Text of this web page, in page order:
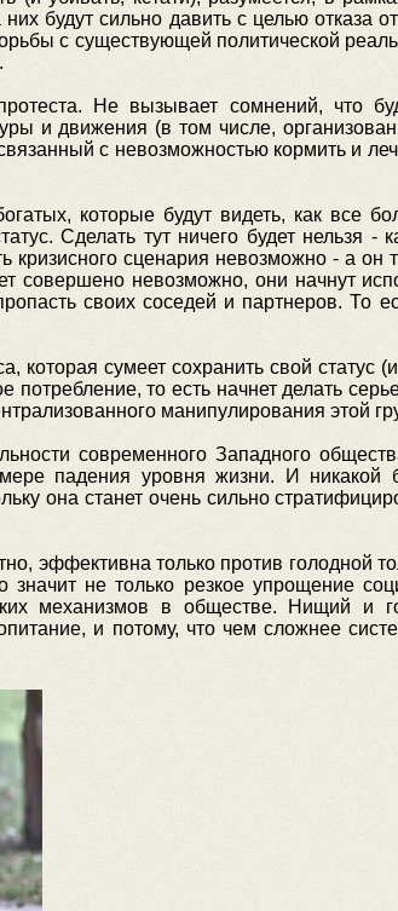
будут сильно давить с целью отказа
с существующей политической
Не вызывает сомнений, что
и движения (в том числе,
с невозможностью кормить и
которые будут видеть, как все
Сделать тут ничего будет нельзя -
сценария невозможно - а он
совершено невозможно, они начнут
своих соседей и партнеров. То
которая сумеет сохранить свой статус
потребление, то есть начнет делать
манипулирования этой
современного Западного
падения уровня жизни. И никакой
она станет очень сильно
эффективна только против голодной
значит не только резкое упрощение
механизмов в обществе. Нищий и
и потому, что чем сложнее